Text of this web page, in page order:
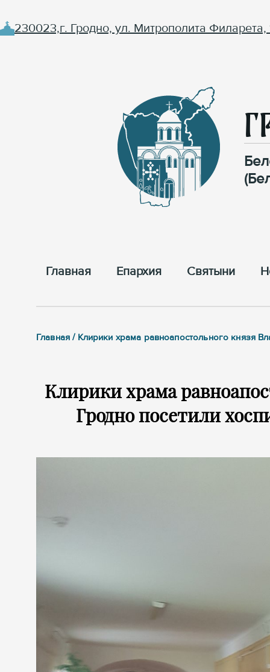
230023,г. Гродно, ул. Митрополита Филарета,
Главная Епархия Cвятыни
Главная / Клирики храма равноапостольного князя
Клирики храма
Гродно посетили